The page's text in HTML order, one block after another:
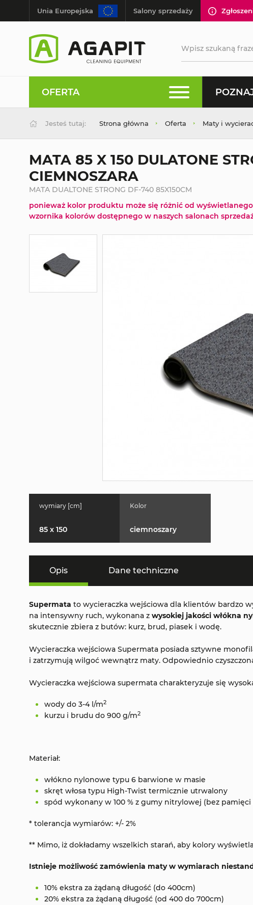
Unia Europejska Salony sprzedaży
OFERTA
Jesteś tutaj: Strona główna Oferta Maty i
MATA 85 X 150 DULATONE
CIEMNOSZARA
MATA DUALTONE STRONG DF-740 85X150CM
ponieważ kolor produktu może się różnić od
wzornika kolorów dostępnego w naszych salonach
wymiary [cm]
85 x 150
Kolor
ciemnoszary
Opis Dane techniczne
Supermata to wycieraczka wejściowa dla klientów bardzo
na intensywny ruch, wykonana z wysokiej jakości włókna
skutecznie zbiera z butów: kurz, brud, piasek i wodę.
Wycieraczka wejściowa Supermata posiada sztywne
i zatrzymują wilgoć wewnątrz maty. Odpowiednio
Wycieraczka wejściowa supermata charakteryzuje się
wody do 3-4 l/m2
kurzu i brudu do 900 g/m2
Materiał:
włókno nylonowe typu 6 barwione w masie
skręt włosa typu High-Twist termicznie utrwalony
spód wykonany w 100 % z gumy nitrylowej (bez pamięci
* tolerancja wymiarów: +/- 2%
** Mimo, iż dokładamy wszelkich starań, aby kolory
Istnieje możliwość zamówienia maty w wymiarach
10% ekstra za żądaną długość (do 400cm)
20% ekstra za żądaną długość (od 400 do 700cm)